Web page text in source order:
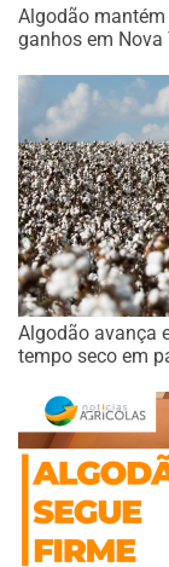
Algodão
ganhos em Nova
Algodão avança
tempo seco em